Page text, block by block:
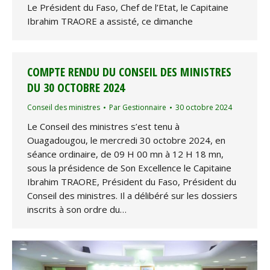
Le Président du Faso, Chef de l’Etat, le Capitaine
Ibrahim TRAORE a assisté, ce dimanche
COMPTE RENDU DU CONSEIL DES MINISTRES
DU 30 OCTOBRE 2024
Conseil des ministres Par Gestionnaire 30 octobre 2024
Le Conseil des ministres s’est tenu à
Ouagadougou, le mercredi 30 octobre 2024, en
séance ordinaire, de 09 H 00 mn à 12 H 18 mn,
sous la présidence de Son Excellence le Capitaine
Ibrahim TRAORE, Président du Faso, Président du
Conseil des ministres. Il a délibéré sur les dossiers
inscrits à son ordre du…